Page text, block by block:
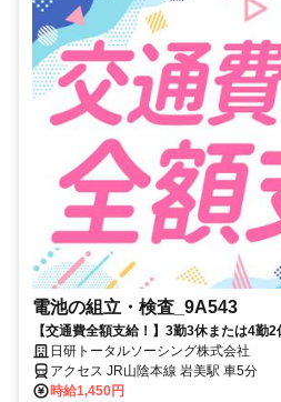
電池の組立・検査_9A543
【交通費全額支給！】3勤3休または4勤
日研トータルソーシング株式会社
アクセス JR山陰本線 岩美駅 車5分
時給1,450円